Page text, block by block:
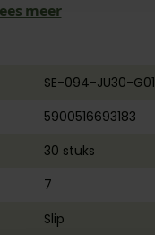
meer
SE-094-JU30-G01
5900516693183
30 stuks
7
Slip